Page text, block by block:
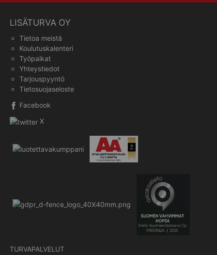
LISÄTURVA OY
Tietoa meistä
Koulutuskalenteri
Työpaikat
Yhteystiedot
Tarjouspyyntö
Tietosuojaseloste
Facebook
X
TURVAPALVELUT